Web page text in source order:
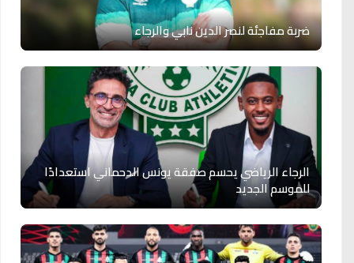
ضربة مفاجئة لنصر الدين نابي والرجاء
الرجاء الرياضي يحسم صفقة يونس الدحماني استعدادًا
للموسم الجديد